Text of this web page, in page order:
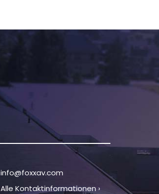
info@foxxav.com
Alle Kontaktinformationen ›